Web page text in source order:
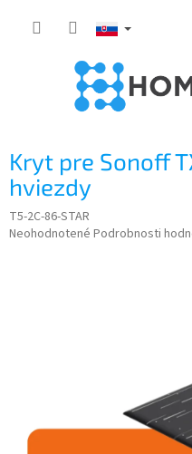
Kryt pre Sonoff
hviezdy
T5-2C-86-STAR
Priemerné
Neohodnotené Podrobnosti